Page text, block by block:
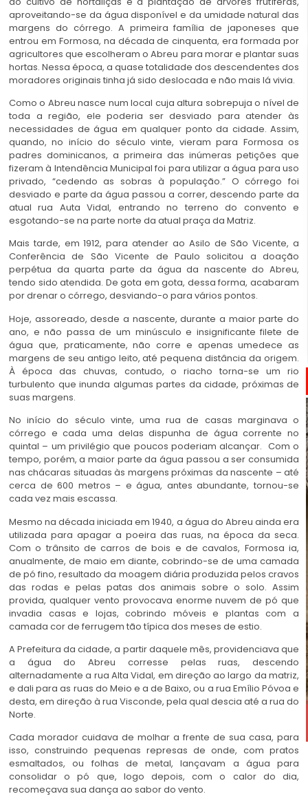
aproveitando-se da água disponível e da umidade natural das
margens do córrego. A primeira família de japoneses que
entrou em Formosa, na década de cinquenta, era formada por
agricultores que escolheram o Abreu para morar e plantar suas
hortas. Nessa época, a quase totalidade dos descendentes dos
moradores originais tinha já sido deslocada e não mais lá vivia.
Como o Abreu nasce num local cuja altura sobrepuja o nível de
toda a região, ele poderia ser desviado para atender às
necessidades de água em qualquer ponto da cidade. Assim,
quando, no início do século vinte, vieram para Formosa os
padres dominicanos, a primeira das inúmeras petições que
fizeram à Intendência Municipal foi para utilizar a água para uso
privado, “cedendo as sobras à população.” O córrego foi
desviado e parte da água passou a correr, descendo parte da
atual rua Auta Vidal, entrando no terreno do convento e
esgotando-se na parte norte da atual praça da Matriz.
Mais tarde, em 1912, para atender ao Asilo de São Vicente, a
Conferência de São Vicente de Paulo solicitou a doação
perpétua da quarta parte da água da nascente do Abreu,
tendo sido atendida. De gota em gota, dessa forma, acabaram
por drenar o córrego, desviando-o para vários pontos.
Hoje, assoreado, desde a nascente, durante a maior parte do
ano, e não passa de um minúsculo e insignificante filete de
água que, praticamente, não corre e apenas umedece as
margens de seu antigo leito, até pequena distância da origem.
À época das chuvas, contudo, o riacho torna-se um rio
turbulento que inunda algumas partes da cidade, próximas de
suas margens.
No início do século vinte, uma rua de casas marginava o
córrego e cada uma delas dispunha de água corrente no
quintal – um privilégio que poucos poderiam alcançar. Com o
tempo, porém, a maior parte da água passou a ser consumida
nas chácaras situadas às margens próximas da nascente – até
cerca de 600 metros – e água, antes abundante, tornou-se
cada vez mais escassa.
Mesmo na década iniciada em 1940, a água do Abreu ainda era
utilizada para apagar a poeira das ruas, na época da seca.
Com o trânsito de carros de bois e de cavalos, Formosa ia,
anualmente, de maio em diante, cobrindo-se de uma camada
de pó fino, resultado da moagem diária produzida pelos cravos
das rodas e pelas patas dos animais sobre o solo. Assim
provida, qualquer vento provocava enorme nuvem de pó que
invadia casas e lojas, cobrindo móveis e plantas com a
camada cor de ferrugem tão típica dos meses de estio.
A Prefeitura da cidade, a partir daquele mês, providenciava que
a água do Abreu corresse pelas ruas, descendo
alternadamente a rua Alta Vidal, em direção ao largo da matriz,
e dali para as ruas do Meio e a de Baixo, ou a rua Emílio Póvoa e
desta, em direção à rua Visconde, pela qual descia até a rua do
Norte.
Cada morador cuidava de molhar a frente de sua casa, para
isso, construindo pequenas represas de onde, com pratos
esmaltados, ou folhas de metal, lançavam a água para
consolidar o pó que, logo depois, com o calor do dia,
recomeçava sua dança ao sabor do vento.